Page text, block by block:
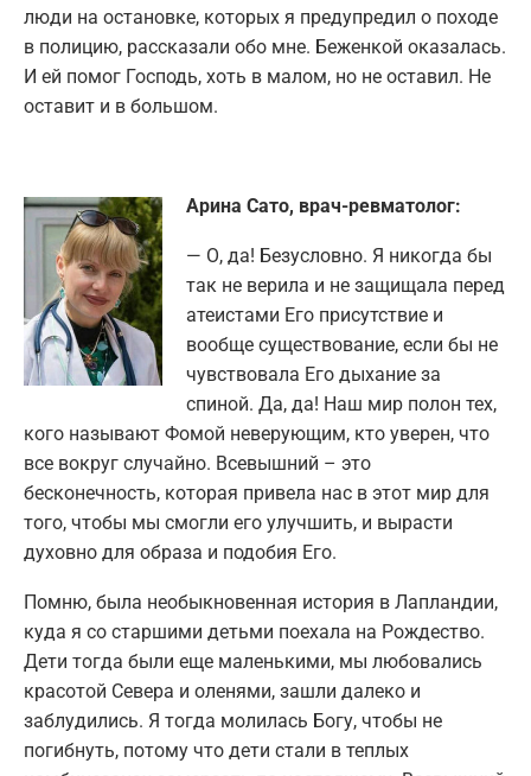
люди на остановке, которых я предупредил о походе
в полицию, рассказали обо мне. Беженкой оказалась.
И ей помог Господь, хоть в малом, но не оставил. Не
оставит и в большом.
Арина Сато, врач-ревматолог:
— О, да! Безусловно. Я никогда бы
так не верила и не защищала перед
атеистами Его присутствие и
вообще существование, если бы не
чувствовала Его дыхание за
спиной. Да, да! Наш мир полон тех,
кого называют Фомой неверующим, кто уверен, что
все вокруг случайно. Всевышний – это
бесконечность, которая привела нас в этот мир для
того, чтобы мы смогли его улучшить, и вырасти
духовно для образа и подобия Его.
Помню, была необыкновенная история в Лапландии,
куда я со старшими детьми поехала на Рождество.
Дети тогда были еще маленькими, мы любовались
красотой Севера и оленями, зашли далеко и
заблудились. Я тогда молилась Богу, чтобы не
погибнуть, потому что дети стали в теплых